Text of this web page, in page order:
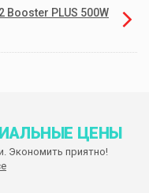
Booster PLUS 500W
ЦЕНЫ
Экономить приятно!